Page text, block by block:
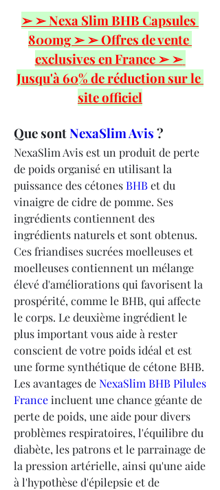
➢ ➢ Nexa Slim BHB Capsules
800mg ➢ ➢ Offres de vente
exclusives en France ➢ ➢
Jusqu'à 60% de réduction sur le
site officiel
Que sont NexaSlim Avis ?
NexaSlim Avis est un produit de perte
de poids organisé en utilisant la
puissance des cétones BHB et du
vinaigre de cidre de pomme. Ses
ingrédients contiennent des
ingrédients naturels et sont obtenus.
Ces friandises sucrées moelleuses et
moelleuses contiennent un mélange
élevé d'améliorations qui favorisent la
prospérité, comme le BHB, qui affecte
le corps. Le deuxième ingrédient le
plus important vous aide à rester
conscient de votre poids idéal et est
une forme synthétique de cétone BHB.
Les avantages de NexaSlim BHB Pilules
France incluent une chance géante de
perte de poids, une aide pour divers
problèmes respiratoires, l'équilibre du
diabète, les patrons et le parrainage de
la pression artérielle, ainsi qu'une aide
à l'hypothèse d'épilepsie et de